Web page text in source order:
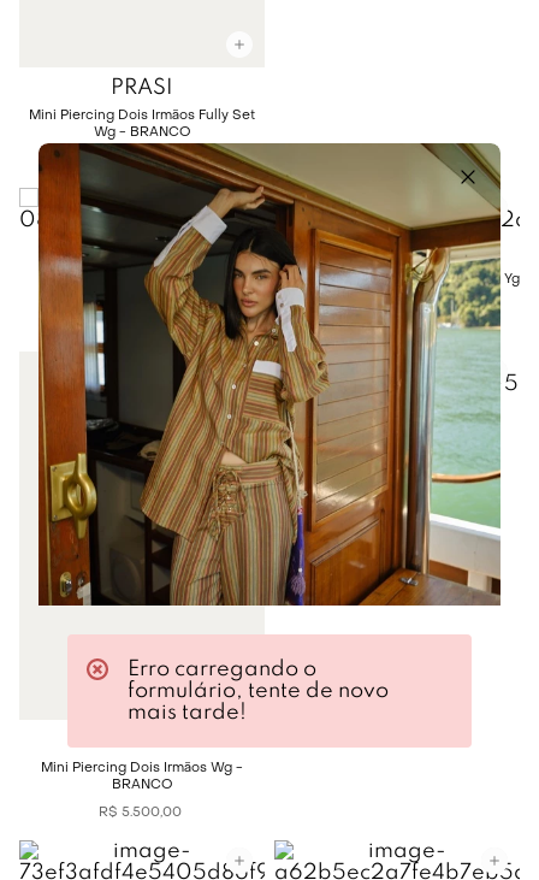
PRASI
Mini Piercing Dois Irmãos Fully Set
Wg - BRANCO
R$ 26.000,00
PRASI
Argolinha Plain Wg - BRANCO
R$ 500,00
PRASI
Mini Piercing Dois Irmãos Fully Set Yg
- AMARELO
R$ 26. 000 00
Mini Piercing Dois Irmãos Wg -
BRANCO
R$ 5.500,00
PRASI
Brinco Corcovado Pérola Ywg -
MULTICOLORIDO
11.300
Erro carregando o
formulário, tente de novo
mais tarde!